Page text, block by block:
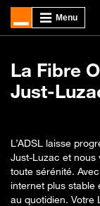
La Fibre
Just-
L’ADSL laisse
Just-Luzac et nous
toute sérénité.
internet plus stable
au quotidien. Votre